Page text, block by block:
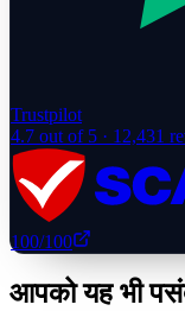
Trustpilot
4.7 out of 5 · 12,431
100/100
आपको यह भी